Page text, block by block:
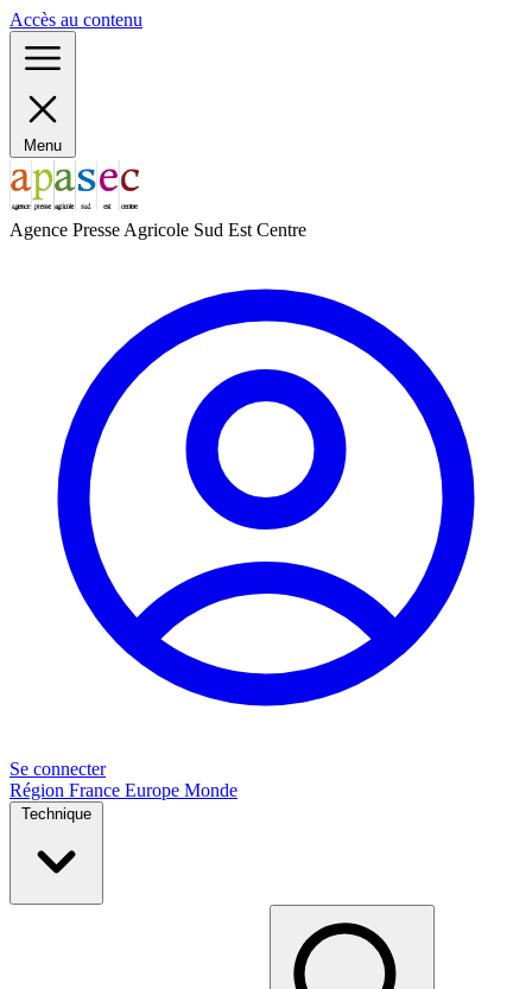
Accès au contenu
Menu
Agence Presse Agricole Sud Est Centre
Se connecter
Région France Europe Monde
Technique
Panneau de gestion des cookies